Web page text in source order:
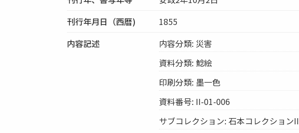
刊行年月日（西暦)
1855
内容記述
内容分類: 災害
資料分類: 鯰絵
印刷分類: 墨一色
資料番号: II-01-006
サブコレクション: 石本コレクションII